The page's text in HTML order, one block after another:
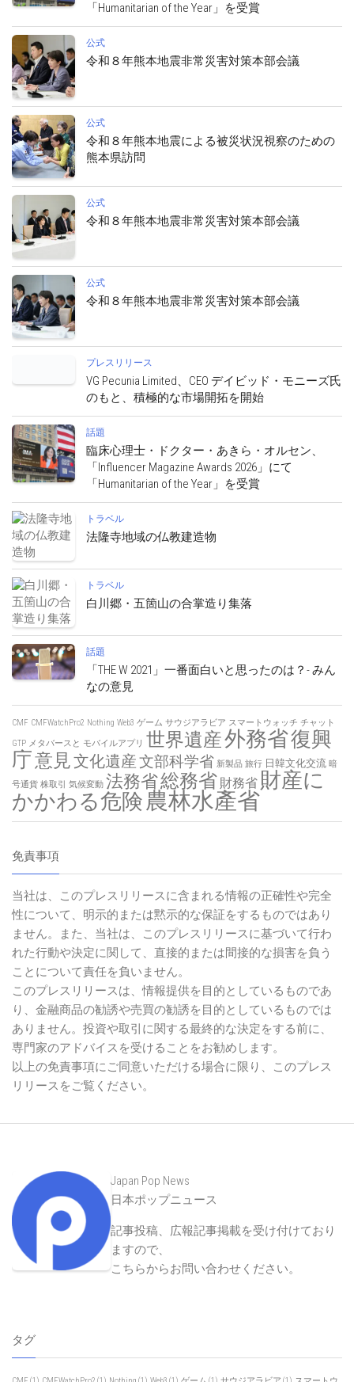
「Humanitarian of the Year」を受賞
公式
令和８年熊本地震非常災害対策本部会議
公式
令和８年熊本地震による被災状況視察のための
熊本県訪問
公式
令和８年熊本地震非常災害対策本部会議
公式
令和８年熊本地震非常災害対策本部会議
プレスリリース
VG Pecunia Limited、CEO デイビッド・モニーズ氏
のもと、積極的な市場開拓を開始
話題
臨床心理士・ドクター・あきら・オルセン、
「Influencer Magazine Awards 2026」にて
「Humanitarian of the Year」を受賞
トラベル
法隆寺地域の仏教建造物
トラベル
白川郷・五箇山の合掌造り集落
話題
「THE W 2021」一番面白いと思ったのは？- みん
なの意見
CMF CMFWatchPro2 Nothing Web3 ゲーム サウジアラビア スマートウォッチ チャット
GTP メタバースと モバイルアプリ 世界遺産外務省復興
庁意見文化遺産文部科学省 新製品 旅行 日韓文化交流 暗
号通貨 株取引 気候変動 法務省総務省 財務省 財産に
かかわる危険農林水產省
免責事項
当社は、このプレスリリースに含まれる情報の正確性や完全
性について、明示的または黙示的な保証をするものではあり
ません。また、当社は、このプレスリリースに基づいて行わ
れた行動や決定に関して、直接的または間接的な損害を負う
ことについて責任を負いません。
このプレスリリースは、情報提供を目的としているものであ
り、金融商品の勧誘や売買の勧誘を目的としているものでは
ありません。投資や取引に関する最終的な決定をする前に、
専門家のアドバイスを受けることをお勧めします。
以上の免責事項にご同意いただける場合に限り、このプレス
リリースをご覧ください。
Japan Pop News
日本ポップニュース
記事投稿、広報記事掲載を受け付けており
ますので、
こちらからお問い合わせください。
タグ